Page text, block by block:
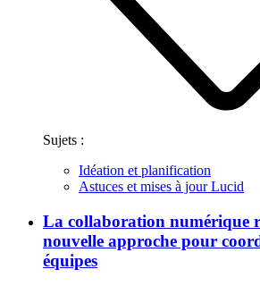
Sujets :
Idéation et planification
Astuces et mises à jour Lucid
La collaboration numérique
nouvelle approche pour
équipes